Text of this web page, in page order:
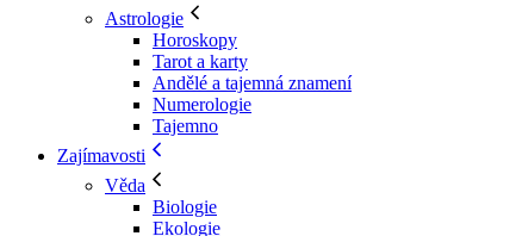
Astrologie
Horoskopy
Tarot a karty
Andělé a tajemná znamení
Numerologie
Tajemno
Zajímavosti
Věda
Biologie
Ekologie